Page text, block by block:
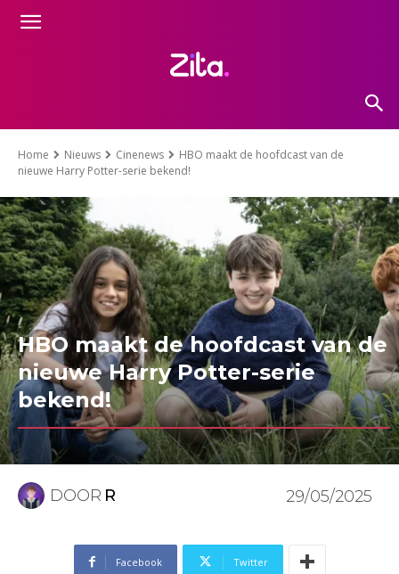
Home Nieuws Cinenews
HBO maakt de hoofdcast van de
nieuwe Harry Potter-serie bekend!
HBO maakt de hoofdcast van de
nieuwe Harry Potter-serie
bekend!
DOOR R 29/05/2025
Facebook Twitter